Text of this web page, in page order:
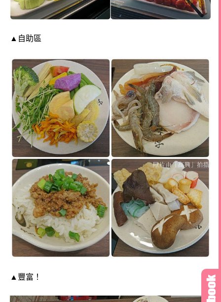
▲ 自助區
▲ 豐富 ！